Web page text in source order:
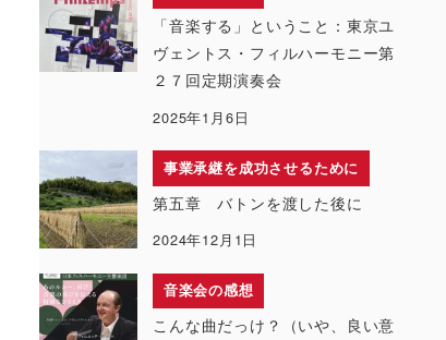
「音楽する」ということ：東京ユ
ヴェントス・フィルハーモニー第
２７回定期演奏会
2025年1月6日
事業承継を成功させるために
第五章 バトンを渡した後に
2024年12月1日
音楽会の感想
こんな曲だっけ？（いや、良い意